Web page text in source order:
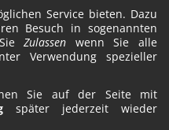
Service bieten. Dazu
Besuch in sogenannten
SieZulassen wenn Sie alle
Verwendung spezieller
Sie auf der Seite mit
später jederzeit wieder